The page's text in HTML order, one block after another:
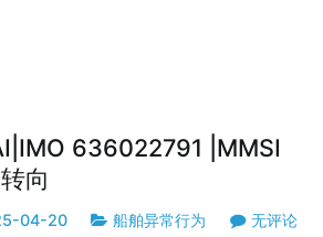
636022791 |MMSI
向
04-20 船舶异常行为 无评论